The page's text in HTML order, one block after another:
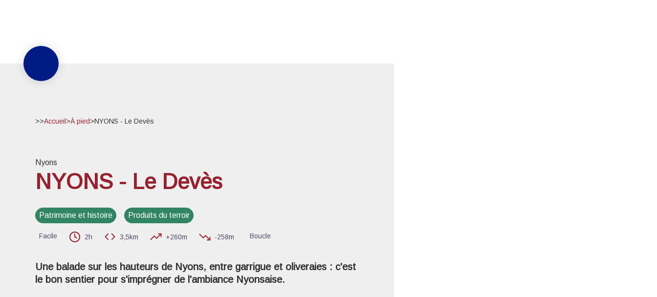
>>Accueil >À pied>NYONS - Le Devès
Nyons
NYONS - Le Devès
Patrimoine et histoire Produits du terroir
Facile 2h 3,5km +260m -258m Boucle
Une balade sur les hauteurs de Nyons, entre garrigue et oliveraies : c'est
le bon sentier pour s'imprégner de l'ambiance Nyonsaise.